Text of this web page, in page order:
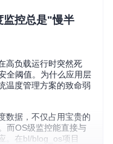
监控总是"慢半
高负载运行时突然死
全阈值。为什么应用层
温度管理方案的致命弱
数据，不仅占用宝贵的
而OS级监控能直接与
。在bl/blog_os项目